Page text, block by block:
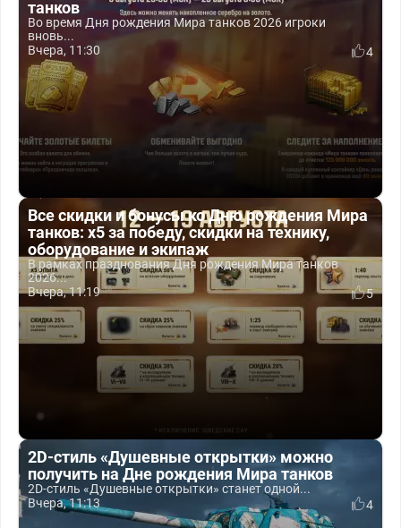
танков
Во время Дня рождения Мира танков 2026 игроки
вновь...
Вчера, 11:30
4
Все скидки и бонусы ко Дню рождения Мира
танков: x5 за победу, скидки на технику,
оборудование и экипаж
В рамках празднования Дня рождения Мира танков
2026...
Вчера, 11:19
5
2D-стиль «Душевные открытки» можно
получить на Дне рождения Мира танков
2D-стиль «Душевные открытки» станет одной...
Вчера, 11:13
4